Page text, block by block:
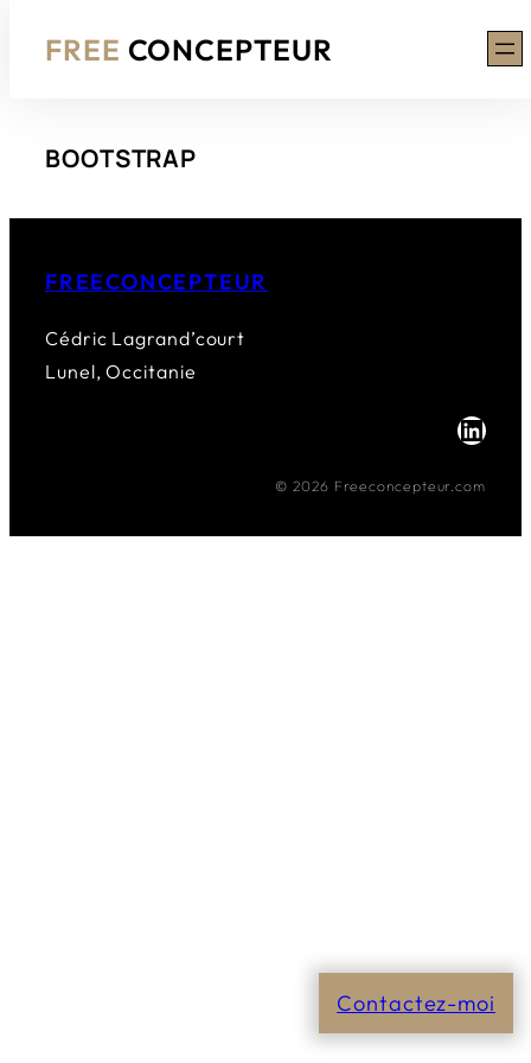
FREE CONCEPTEUR
Contactez-moi
BOOTSTRAP
FREECONCEPTEUR
Cédric Lagrand’court
Lunel, Occitanie
LinkedIn
© 2026 Freeconcepteur.com